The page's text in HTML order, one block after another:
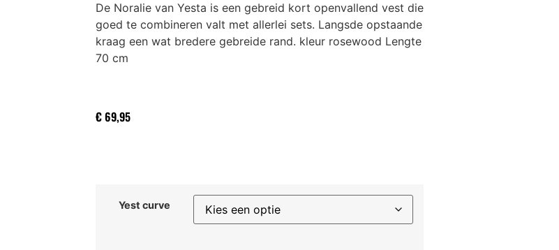
De Noralie van Yesta is een gebreid kort openvallend vest die
goed te combineren valt met allerlei sets. Langsde opstaande
kraag een wat bredere gebreide rand. kleur rosewood Lengte
70 cm
€69,95
Yest curve